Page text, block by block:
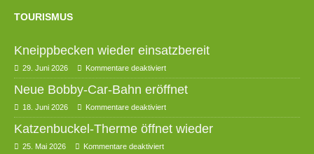
TOURISMUS
Kneippbecken wieder einsatzbereit
29. Juni 2026 Kommentare deaktiviert
Neue Bobby-Car-Bahn eröffnet
18. Juni 2026 Kommentare deaktiviert
Katzenbuckel-Therme öffnet wieder
25. Mai 2026 Kommentare deaktiviert